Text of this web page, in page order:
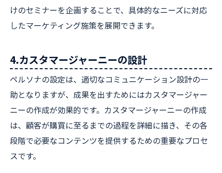
けのセミナーを企画することで、具体的なニーズに対応
したマーケティング施策を展開できます。
4.カスタマージャーニーの設計
ペルソナの設定は、適切なコミュニケーション設計の一
助となりますが、成果を出すためにはカスタマージャー
ニーの作成が効果的です。カスタマージャーニーの作成
は、顧客が購買に至るまでの過程を詳細に描き、その各
段階で必要なコンテンツを提供するための重要なプロセ
スです。